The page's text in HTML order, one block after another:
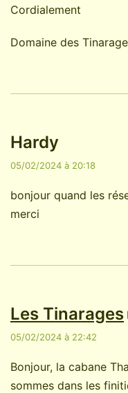
Cordialement
Domaine des
Hardy
05/02/2024 à 20:18
bonjour quand les
merci
Les Tinarages
05/02/2024 à 22:42
Bonjour, la cabane
sommes dans les